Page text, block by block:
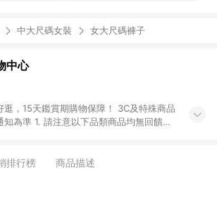
中大尺碼女裝 女大尺碼褲子
中心
逛，15天鑑賞期購物保障！ 3C及特殊商品
商品均無回饋：
頭/拍立得 [2024/6/1起適用] -內接硬
贈點回饋者 - 購物中心商店之商品：商
排行榜 商品描述